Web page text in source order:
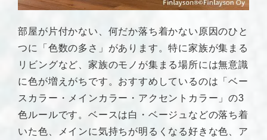
部屋が片付かない、何だか落ち着かない原因のひと
つに「色数の多さ」があります。特に家族が集まる
リビングなど、家族のモノが集まる場所には無意識
に色が増えがちです。おすすめしているのは「ベー
スカラー・メインカラー・アクセントカラー」の3
色ルールです。ベースは白・ベージュなどの落ち着
いた色、メインに気持ちが明るくなる好きな色、ア